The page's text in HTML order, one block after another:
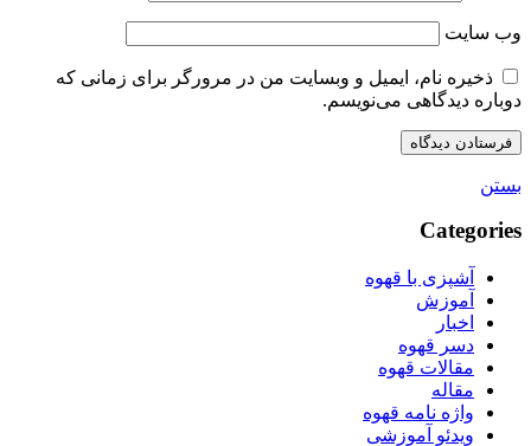
وب‌ سایت
ذخیره نام، ایمیل و وبسایت من در مرورگر برای زمانی که
دوباره دیدگاهی می‌نویسم.
بستن
Categories
آشپزی با قهوه
آموزش
اخبار
دسر قهوه
مقالات قهوه
مقاله
واژه نامه قهوه
ویدئو آموزشی